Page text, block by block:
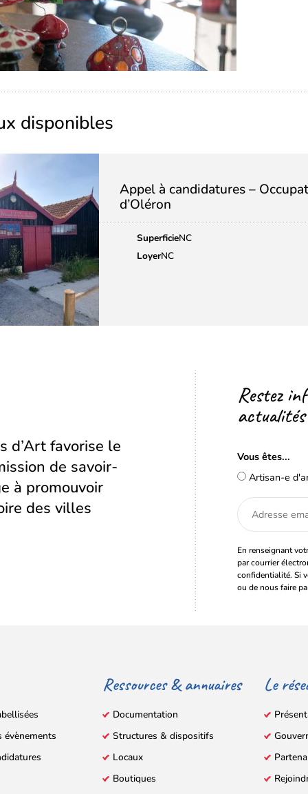
disponibles
Appel à candidatures –
d’Oléron
SuperficieNC
LoyerNC
d’Art favorise le
de savoir-
à promouvoir
des villes
Restez
Vous êtes...
Artisan-e
Adresse
email
En renseignant
par courrier
confidentialité. Si
ou de nous faire
évènements
Ressources & annuaires
Documentation
Structures & dispositifs
Locaux
Boutiques
Le